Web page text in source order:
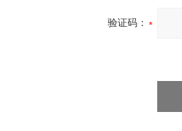
验证码：